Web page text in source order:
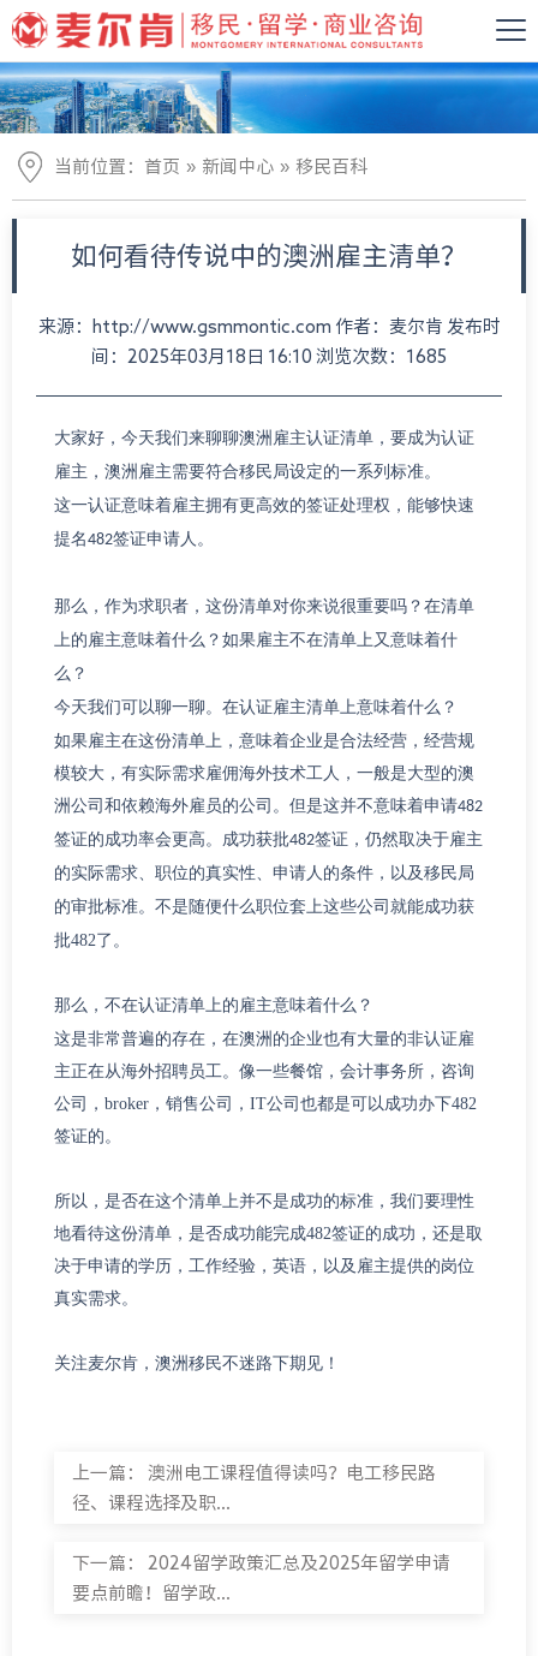
当前位置： 首页 » 新闻中心 » 移民百科
如何看待传说中的澳洲雇主清单？
来源：http://www.gsmmontic.com 作者：麦尔肯 发布时
间：2025年03月18日 16:10 浏览次数：1685
大家好，今天我们来聊聊澳洲雇主认证清单，要成为认证
雇主，澳洲雇主需要符合移民局设定的一系列标准。
这一认证意味着雇主拥有更高效的签证处理权，能够快速
提名482签证申请人。
那么，作为求职者，这份清单对你来说很重要吗？在清单
上的雇主意味着什么？如果雇主不在清单上又意味着什
么？
今天我们可以聊一聊。在认证雇主清单上意味着什么？
如果雇主在这份清单上，意味着企业是合法经营，经营规
模较大，有实际需求雇佣海外技术工人，一般是大型的澳
洲公司和依赖海外雇员的公司。但是这并不意味着申请482
签证的成功率会更高。成功获批482签证，仍然取决于雇主
的实际需求、职位的真实性、申请人的条件，以及移民局
的审批标准。 不是随便什么职位套上这些公司就能成功获
批482了。
那么， 不在认证清单上的雇主意味着什么？
这是非常普遍的存在，在澳洲的企业也有大量的非认证雇
主正在从海外招聘员工。像一些餐馆，会计事务所，咨询
公司， broker ，销售公司， IT公司也都是可以成功办下482
签证的。
所以，是否在这个清单上并不是成功的标准，我们要理性
地看待这份清单，是否成功能完成482签证的成功，还是取
决于申请的学历，工作经验，英语，以及雇主提供的岗位
真实需求。
关注麦尔肯 ，澳洲移民不迷路 下期见！
上一篇： 澳洲电工课程值得读吗？电工移民路
径、课程选择及职...
下一篇： 2024留学政策汇总及2025年留学申请
要点前瞻！留学政...